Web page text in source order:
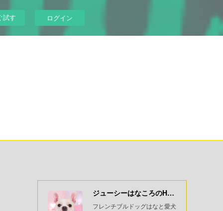
試す ログイン
ジューシーはなころのHeavyBoooo!!
フレンチブルドッグはなと愛犬